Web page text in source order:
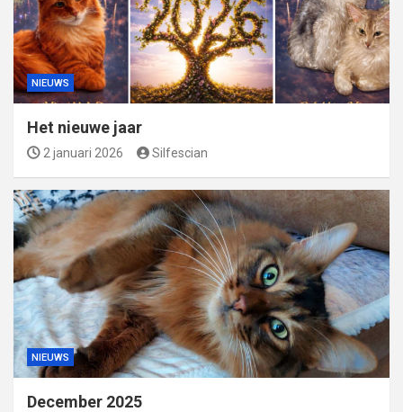
NIEUWS
Het nieuwe jaar
2 januari 2026 Silfescian
NIEUWS
December 2025